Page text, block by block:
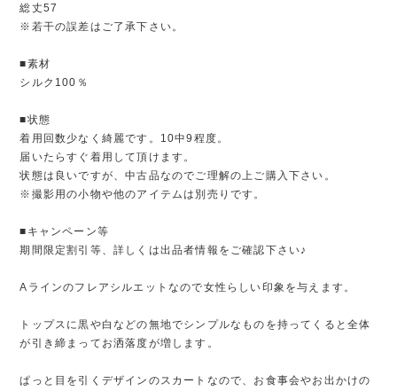
総丈57
※若干の誤差はご了承下さい。
■素材
シルク100％
■状態
着用回数少なく綺麗です。10中9程度。
届いたらすぐ着用して頂けます。
状態は良いですが、中古品なのでご理解の上ご購入下さい。
※撮影用の小物や他のアイテムは別売りです。
■キャンペーン等
期間限定割引等、詳しくは出品者情報をご確認下さい♪
Aラインのフレアシルエットなので女性らしい印象を与えます。
トップスに黒や白などの無地でシンプルなものを持ってくると全体
が引き締まってお洒落度が増します。
ぱっと目を引くデザインのスカートなので、お食事会やお出かけの